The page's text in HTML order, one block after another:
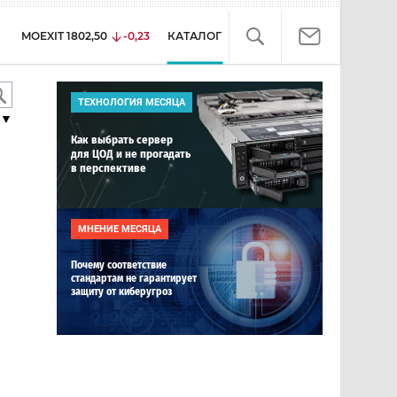
MOEXIT 1802,50 -0,23 КАТАЛОГ
ТЕХНОЛОГИЯ МЕСЯЦА
Как выбрать сервер
для ЦОД и не прогадать
в перспективе
МНЕНИЕ МЕСЯЦА
Почему соответствие
стандартам не гарантирует
защиту от киберугроз